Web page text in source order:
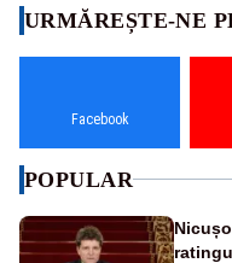
URMĂREȘTE-NE
Facebook
POPULAR